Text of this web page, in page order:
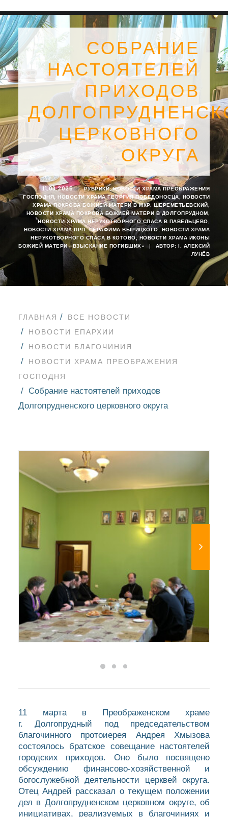
SEARCH
СОБРАНИЕ
НАСТОЯТЕЛЕЙ
ПРИХОДОВ
ЦЕРКОВНОГО
ОКРУГА
11.03.2025 | РУБРИКИ:НОВОСТИ ХРАМА ПРЕОБРАЖЕНИЯ
ГОСПОДНЯ
НОВОСТИ ХРАМА ГЕОРГИЯ ПОБЕДОНОСЦА, НОВОСТИ
ХРАМА ПОКРОВА БОЖИЕЙ МАТЕРИ В МКР. ШЕРЕМЕТЬЕВСКИЙ
НОВОСТИ ХРАМА ПОКРОВА БОЖИЕЙ МАТЕРИ В ДОЛГОПРУДНОМ
НОВОСТИ ХРАМА НЕРУКОТВОРНОГО СПАСА В ПАВЕЛЬЦЕВО
НОВОСТИ ХРАМА ПРП. СЕРАФИМА ВЫРИЦКОГО, НОВОСТИ ХРАМА
НЕРУКОТВОРНОГО СПАСА В КОТОВО ,НОВОСТИ ХРАМА ИКОНЫ
БОЖИЕЙ МАТЕРИ «ВЗЫСКАНИЕ ПОГИБШИХ»
| АВТОР: I. АЛЕКСИЙ
ЛУНЁВ
ГЛАВНАЯ
ВСЕ НОВОСТИ
НОВОСТИ ЕПАРХИИ
НОВОСТИ БЛАГОЧИНИЯ
НОВОСТИ ХРАМА ПРЕОБРАЖЕНИЯ
ГОСПОДНЯ
Собрание настоятелей приходов
Долгопрудненского церковного округа
11 марта в Преображенском храме
г. Долгопрудный под председательством
благочинного протоиерея Андрея Хмызова
состоялось братское совещание настоятелей
городских приходов. Оно было посвящено
обсуждению финансово-хозяйственной и
богослужебной деятельности церквей округа.
Отец Андрей рассказал о текущем положении
дел в Долгопрудненском церковном округе, об
инициативах, реализуемых в благочиниях и